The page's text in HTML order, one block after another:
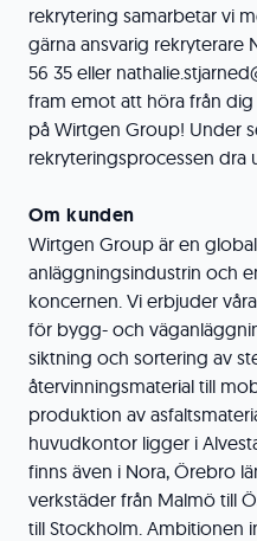
rekrytering samarbetar vi
gärna ansvarig rekryterare
56 35 eller
fram emot att höra från
på Wirtgen Group! Under
rekryteringsprocessen dra
Om kunden
Wirtgen Group är en
anläggningsindustrin och
koncernen. Vi erbjuder
för bygg- och
siktning och sortering av
återvinningsmaterial till
produktion av
huvudkontor ligger i
finns även i Nora, Örebro
verkstäder från Malmö till
till Stockholm. Ambitionen